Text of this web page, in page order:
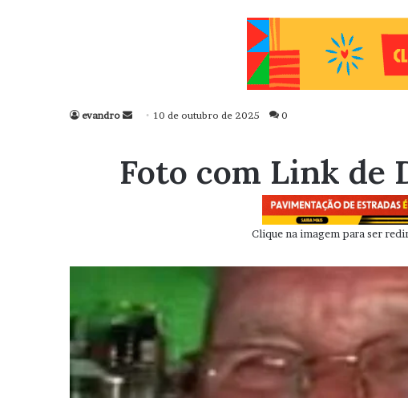
evandro
Mande
mail
10 de outubro de 2025 0
Foto com Link de
Clique na imagem para ser